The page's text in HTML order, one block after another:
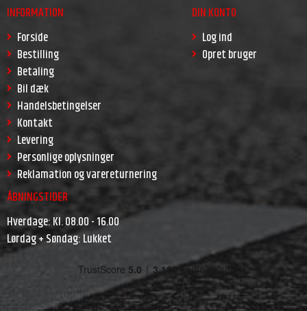
INFORMATION
Forside
Bestilling
Betaling
Bil dæk
Handelsbetingelser
Kontakt
Levering
Personlige oplysninger
Reklamation og varereturnering
DIN KONTO
Log ind
Opret bruger
ÅBNINGSTIDER
Hverdage: Kl. 08.00 - 16.00
Lørdag + Søndag: Lukket